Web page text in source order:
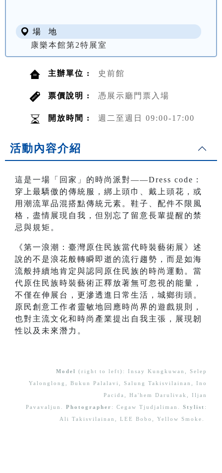
場 地
康樂本館第2特展室
主辦單位 : 史前館
票價說明 : 憑展示廳門票入場
開放時間 : 週二至週日 09:00-17:00
活動內容介紹
這是一場「回家」的時尚派對——Dress code：
穿上最驕傲的傳統服，綁上頭巾、戴上頭花，或
用潮流單品混搭點傳統元素。鞋子、配件不限風
格，盡情展現自我，但別忘了留意長輩提醒的禁
忌與規矩。
《第一浪潮：臺灣原住民族當代時裝藝術展》述
說的不是浪花般轉瞬即逝的流行趨勢，而是如海
流般持續地肯定與認同原住民族的時尚運動。當
代原住民族時裝藝術正釋放著無可忽視的能量，
不僅在伸展台，更滲透進日常生活，城鄉街頭。
原民創意工作者靈敏地回應時尚界的遊戲規則，
也對主流文化和時尚產業提出自我主張，展現韌
性以及未來潛力。
Model (right to left): Insay Kungkuwan, Selep
Yalonglong, Bukun Palalavi, Salung Takisvilainan, Ino
Pacida, Ha'hem Darulivak, Iljan
Pavavaljun. Photographer : Cegaw Tjudjaliman. Stylist :
Ali Takisvilainan, LEE Bobo, Yellow Smoke.